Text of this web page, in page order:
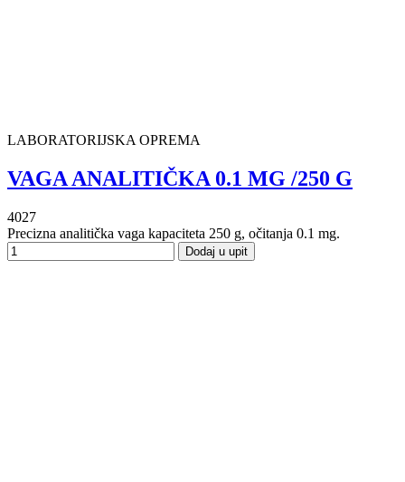
LABORATORIJSKA OPREMA
VAGA ANALITIČKA 0.1 MG /250 G
4027
Precizna analitička vaga kapaciteta 250 g, očitanja 0.1 mg.
Dodaj u upit